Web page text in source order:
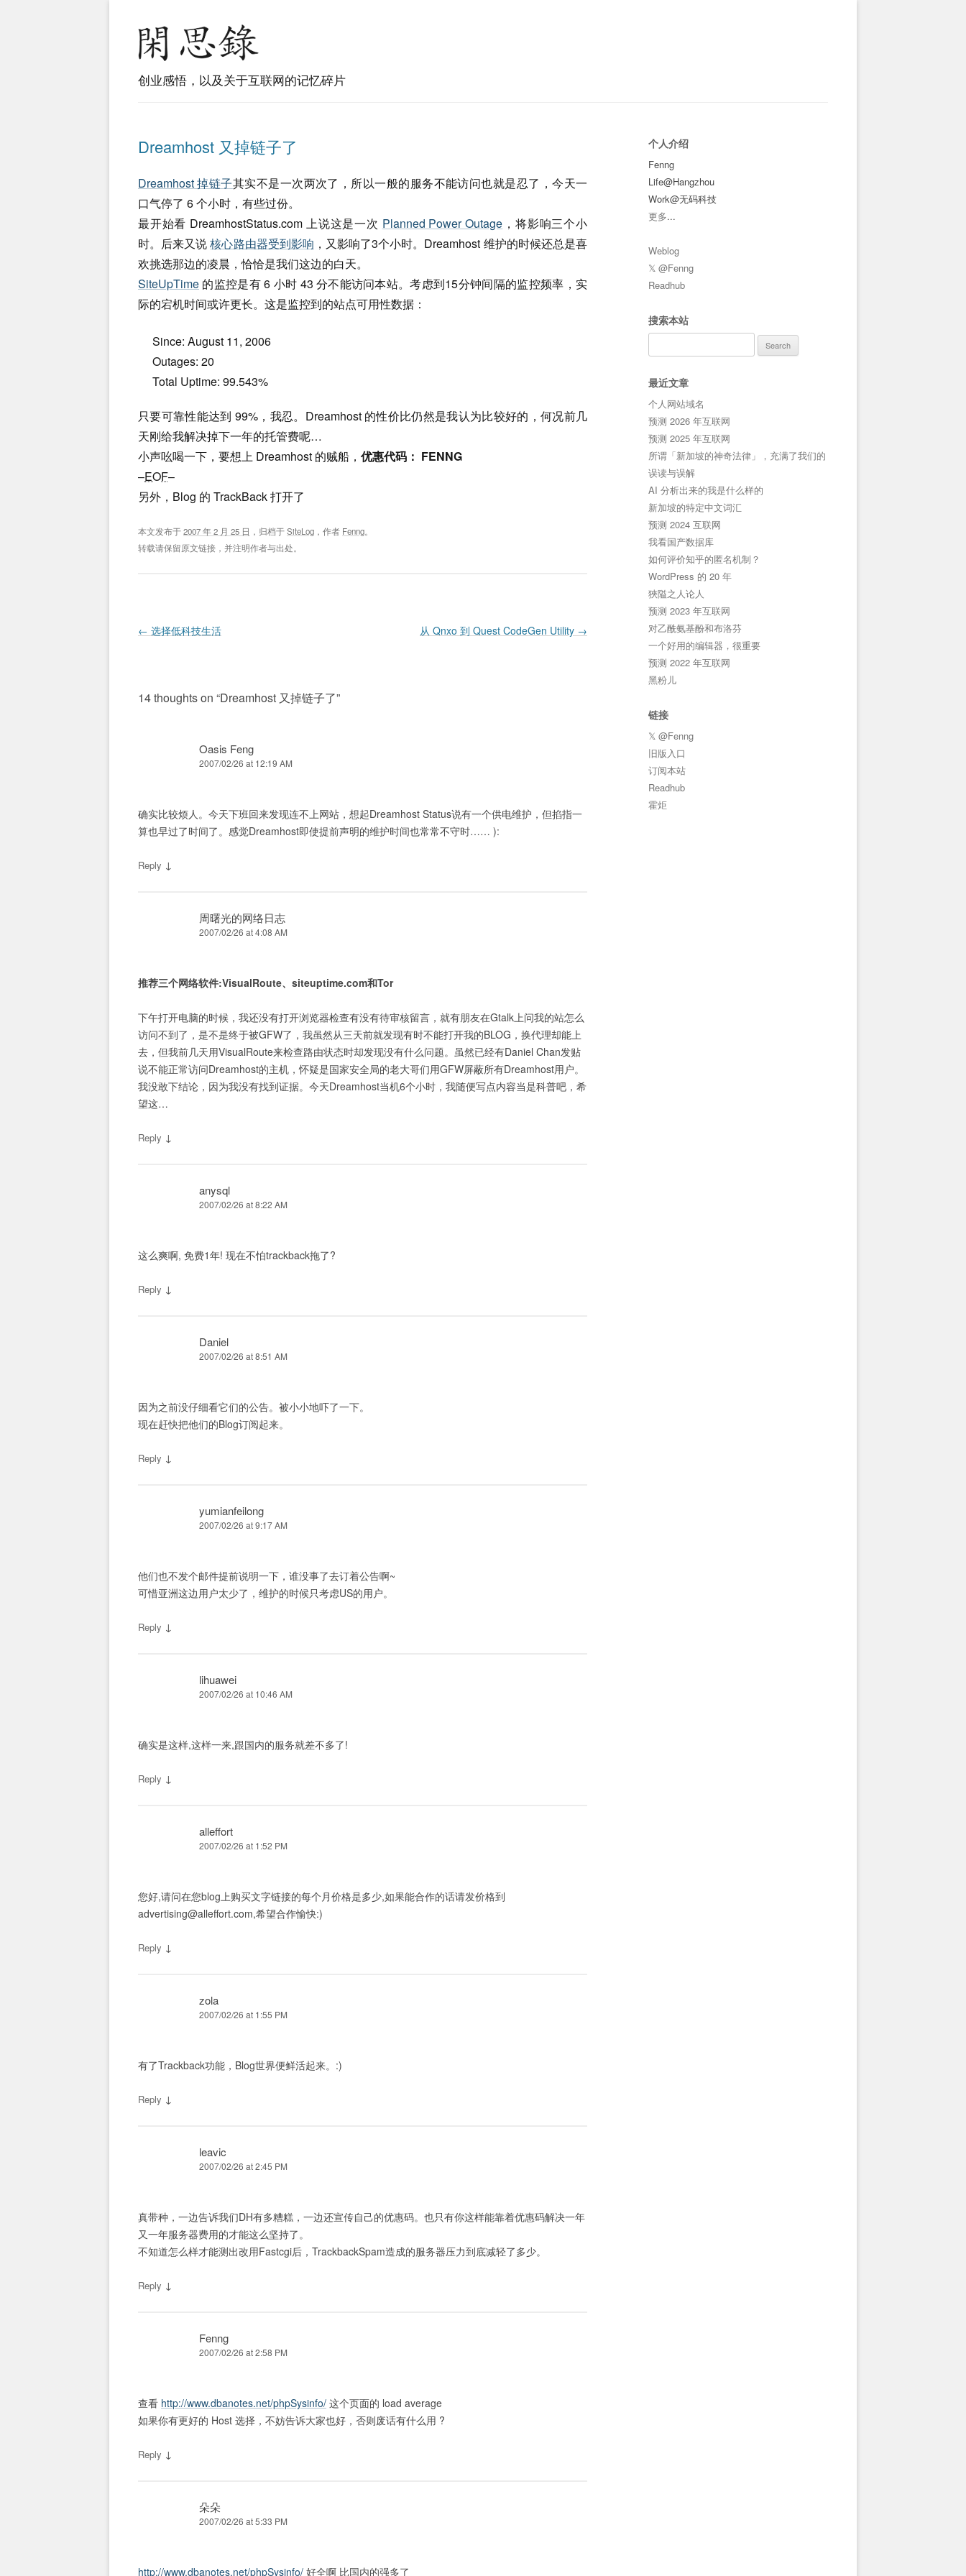
创业感悟，以及关于互联网的记忆碎片
Dreamhost 又掉链子了
Dreamhost 掉链子其实不是一次两次了，所以一般的服务不能访问也就是忍了，今天一
口气停了 6 个小时，有些过份。
最开始看 DreamhostStatus.com 上说这是一次 Planned Power Outage ，将影响三个小
时。后来又说核心路由器受到影响 ，又影响了3个小时。Dreamhost 维护的时候还总是喜
欢挑选那边的凌晨，恰恰是我们这边的白天。
SiteUpTime 的监控是有 6 小时 43 分不能访问本站。考虑到15分钟间隔的监控频率，实
际的宕机时间或许更长。这是监控到的站点可用性数据：
Since: August 11, 2006
Outages: 20
Total Uptime: 99.543%
只要可靠性能达到 99%，我忍。Dreamhost 的性价比仍然是我认为比较好的，何况前几
天刚给我解决掉下一年的托管费呢…
小声吆喝一下，要想上 Dreamhost 的贼船， 优惠代码： FENNG
–EOF–
另外，Blog 的 TrackBack 打开了
本文发布于2007 年 2 月 25 日 ，归档于SiteLog ，作者 Fenng。
转载请保留原文链接，并注明作者与出处。
Post navigation
← 选择低科技生活 从 Qnxo 到 Quest CodeGen Utility →
14 thoughts on “Dreamhost 又掉链子了”
Oasis Feng
2007/02/26 at 12:19 AM
确实比较烦人。今天下班回来发现连不上网站，想起Dreamhost Status说有一个供电维护，但掐指一
算也早过了时间了。感觉Dreamhost即使提前声明的维护时间也常常不守时…… ):
Reply ↓
周曙光的网络日志
2007/02/26 at 4:08 AM
推荐三个网络软件:VisualRoute、siteuptime.com和Tor
下午打开电脑的时候，我还没有打开浏览器检查有没有待审核留言，就有朋友在Gtalk上问我的站怎么
访问不到了，是不是终于被GFW了，我虽然从三天前就发现有时不能打开我的BLOG，换代理却能上
去，但我前几天用VisualRoute来检查路由状态时却发现没有什么问题。虽然已经有Daniel Chan发贴
说不能正常访问Dreamhost的主机，怀疑是国家安全局的老大哥们用GFW屏蔽所有Dreamhost用户。
我没敢下结论，因为我没有找到证据。今天Dreamhost当机6个小时，我随便写点内容当是科普吧，希
望这…
Reply ↓
anysql
2007/02/26 at 8:22 AM
这么爽啊, 免费1年! 现在不怕trackback拖了?
Reply ↓
Daniel
2007/02/26 at 8:51 AM
因为之前没仔细看它们的公告。被小小地吓了一下。
现在赶快把他们的Blog订阅起来。
Reply ↓
yumianfeilong
2007/02/26 at 9:17 AM
他们也不发个邮件提前说明一下，谁没事了去订着公告啊~
可惜亚洲这边用户太少了，维护的时候只考虑US的用户。
Reply ↓
lihuawei
2007/02/26 at 10:46 AM
确实是这样,这样一来,跟国内的服务就差不多了!
Reply ↓
alleffort
2007/02/26 at 1:52 PM
您好,请问在您blog上购买文字链接的每个月价格是多少,如果能合作的话请发价格到
advertising@alleffort.com,希望合作愉快:)
Reply ↓
zola
2007/02/26 at 1:55 PM
有了Trackback功能，Blog世界便鲜活起来。:)
Reply ↓
leavic
2007/02/26 at 2:45 PM
真带种，一边告诉我们DH有多糟糕，一边还宣传自己的优惠码。也只有你这样能靠着优惠码解决一年
又一年服务器费用的才能这么坚持了。
不知道怎么样才能测出改用Fastcgi后，TrackbackSpam造成的服务器压力到底减轻了多少。
Reply ↓
Fenng
2007/02/26 at 2:58 PM
查看 http://www.dbanotes.net/phpSysinfo/ 这个页面的 load average
如果你有更好的 Host 选择，不妨告诉大家也好，否则废话有什么用 ?
Reply ↓
朵朵
2007/02/26 at 5:33 PM
http://www.dbanotes.net/phpSysinfo/ 好全啊 比国内的强多了
个人介绍
Fenng
Life@Hangzhou
Work@无码科技
更多...
Weblog
𝕏 @Fenng
Readhub
搜索本站
for:
最近文章
个人网站域名
预测 2026 年互联网
预测 2025 年互联网
所谓「新加坡的神奇法律」，充满了我们的
误读与误解
AI 分析出来的我是什么样的
新加坡的特定中文词汇
预测 2024 互联网
我看国产数据库
如何评价知乎的匿名机制？
WordPress 的 20 年
狹隘之人论人
预测 2023 年互联网
对乙酰氨基酚和布洛芬
一个好用的编辑器，很重要
预测 2022 年互联网
黑粉儿
链接
𝕏 @Fenng
旧版入口
订阅本站
Readhub
霍炬